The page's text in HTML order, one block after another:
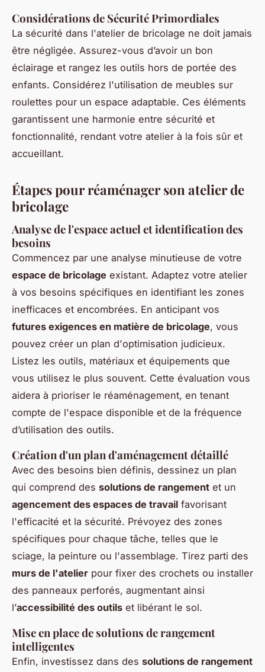
Considérations de Sécurité Primordiales
La sécurité dans l'atelier de bricolage ne doit jamais
être négligée. Assurez-vous d’avoir un bon
éclairage et rangez les outils hors de portée des
enfants. Considérez l'utilisation de meubles sur
roulettes pour un espace adaptable. Ces éléments
garantissent une harmonie entre sécurité et
fonctionnalité, rendant votre atelier à la fois sûr et
accueillant.
Étapes pour réaménager son atelier de
bricolage
Analyse de l'espace actuel et identification des
besoins
Commencez par une analyse minutieuse de votre
espace de bricolage existant. Adaptez votre atelier
à vos besoins spécifiques en identifiant les zones
inefficaces et encombrées. En anticipant vos
futures exigences en matière de bricolage, vous
pouvez créer un plan d'optimisation judicieux.
Listez les outils, matériaux et équipements que
vous utilisez le plus souvent. Cette évaluation vous
aidera à prioriser le réaménagement, en tenant
compte de l'espace disponible et de la fréquence
d’utilisation des outils.
Création d'un plan d'aménagement détaillé
Avec des besoins bien définis, dessinez un plan
qui comprend des solutions de rangement et un
agencement des espaces de travail favorisant
l'efficacité et la sécurité. Prévoyez des zones
spécifiques pour chaque tâche, telles que le
sciage, la peinture ou l'assemblage. Tirez parti des
murs de l'atelier pour fixer des crochets ou installer
des panneaux perforés, augmentant ainsi
l’accessibilité des outils et libérant le sol.
Mise en place de solutions de rangement
intelligentes
Enfin, investissez dans des solutions de rangement